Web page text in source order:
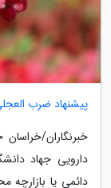
پیشنهاد ضرب
خبرنگاران/
دارویی جهاد
دائمی یا